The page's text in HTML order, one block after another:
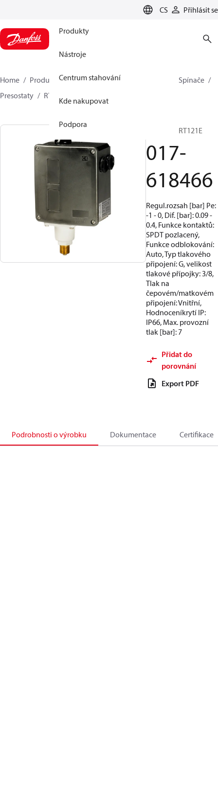
CS Přihlásit se
Produkty
Nástroje
Centrum stahování
Kde nakupovat
Podpora
Home Produkty Climate Solutions pro chlazení
Spínače
Presostaty
RT
Presostat, RT121E
017-
618466
Regul.rozsah [bar] Pe:
-1 - 0, Dif. [bar]: 0.09 -
0.4, Funkce kontaktů:
SPDT pozlacený,
Funkce odblokování:
Auto, Typ tlakového
připojení: G, velikost
tlakové přípojky: 3/8,
Tlak na
čepovém/matkovém
připojení: Vnitřní,
Hodnoceníkrytí IP:
IP66, Max. provozní
tlak [bar]: 7
Přidat do
porovnání
Export PDF
Podrobnosti o výrobku Dokumentace Certifikace